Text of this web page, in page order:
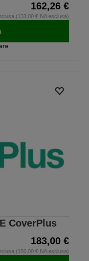
162,26 €
(133,00 € IVA esclusa)
CoverPlus
183,00 €
(150,00 € IVA esclusa)